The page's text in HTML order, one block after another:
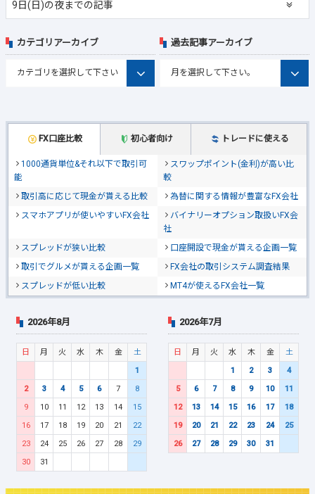
9日(日)の夜までの記事
FX口座比較 初心者向け トレードに使える
1000通貨単位&それ以下で取引可
能
スワップポイント(金利)が高い比
較
取引高に応じて現金が貰える比較
為替に関する情報が豊富なFX会社
スマホアプリが使いやすいFX会社
バイナリーオプション取扱いFX会
社
スプレッドが狭い比較
口座開設で現金が貰える企画一覧
取引でグルメが貰える企画一覧
FX会社の取引システム調査結果
スプレッドが低い比較
MT4が使えるFX会社一覧
カテゴリアーカイブ 過去記事アーカイブ
2026年8月
日 月 火 水 木 金
土
1
2
3 4 5 6 7
8
9
10 11 12 13 14
15
16
17 18 19 20 21
22
23
24 25 26 27 28
29
30
31
2026年7月
日 月 火 水 木 金
土
1
2 3
4
5
6 7 8 9 10
11
12
13 14 15 16 17
18
19
20 21 22 23 24
25
26
27 28 29 30 31